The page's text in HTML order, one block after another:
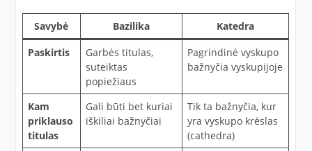
Savybė Bazilika
Katedra
Paskirtis
Garbės titulas,
suteiktas
popiežiaus
Pagrindinė vyskupo
bažnyčia vyskupijoje
Kam
priklauso
titulas
Gali būti bet kuriai
iškiliai bažnyčiai
Tik ta bažnyčia, kur
yra vyskupo krėslas
(cathedra)